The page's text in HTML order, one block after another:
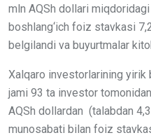
mln AQSh dollari
boshlang‘ich foiz stavkasi
belgilandi va buyurtmalar
Xalqaro investorlarining yirik
jami 93 ta investor
AQSh dollardan (talabdan
munosabati bilan foiz